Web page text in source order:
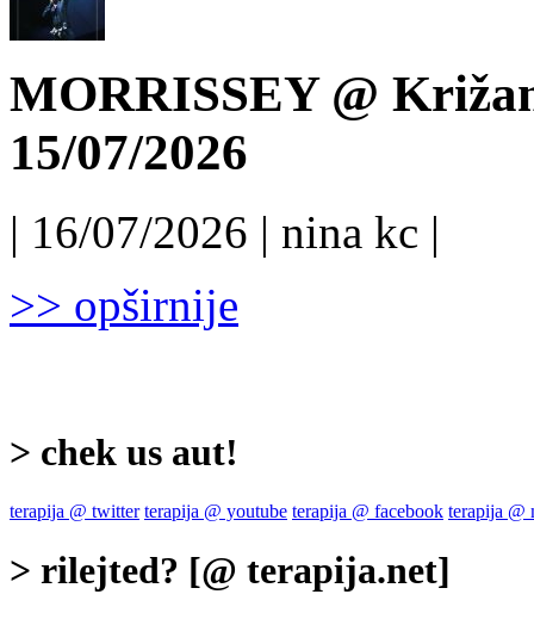
MORRISSEY @
15/07/2026
| 16/07/2026 | nina kc |
>> opširnije
> chek us aut!
terapija @ twitter terapija @ youtube terapija @ facebook terapija @
> rilejted? [@ terapija.net]